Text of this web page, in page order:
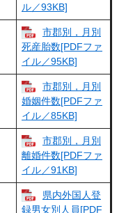
ル／93KB]
市郡別，月別
死産胎数[PDFファ
イル／95KB]
市郡別，月別
婚姻件数[PDFファ
イル／85KB]
市郡別，月別
離婚件数[PDFファ
イル／91KB]
県内外国人登
録男女別人員[PDF